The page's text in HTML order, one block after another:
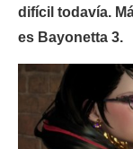
difícil todavía.
es Bayonetta 3.